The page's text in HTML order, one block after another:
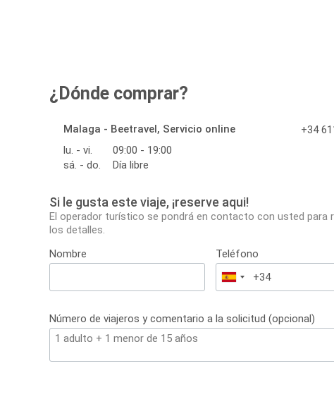
¿Dónde comprar?
Malaga - Beetravel, Servicio online
lu. - vi.
09:00 - 19:00
sá. - do.
Día libre
+34
Si le gusta este viaje, ¡reserve aqui!
El operador turístico se pondrá en contacto con usted para
los detalles.
Nombre
Teléfono
España
+34
Número de viajeros y comentario a la solicitud (opcional)